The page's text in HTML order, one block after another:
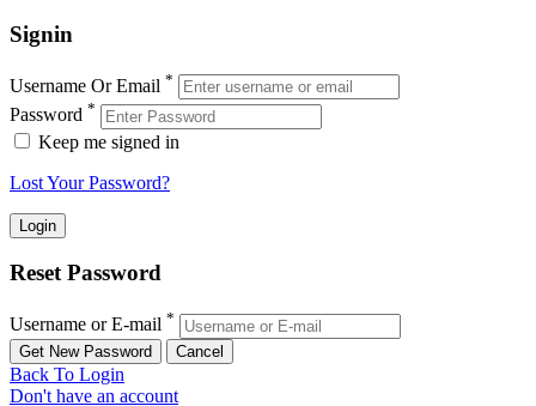
Signin
Username Or Email *
Password *
Keep me signed in
Lost Your Password?
Reset Password
Username or E-mail *
Back To Login
Don't have an account